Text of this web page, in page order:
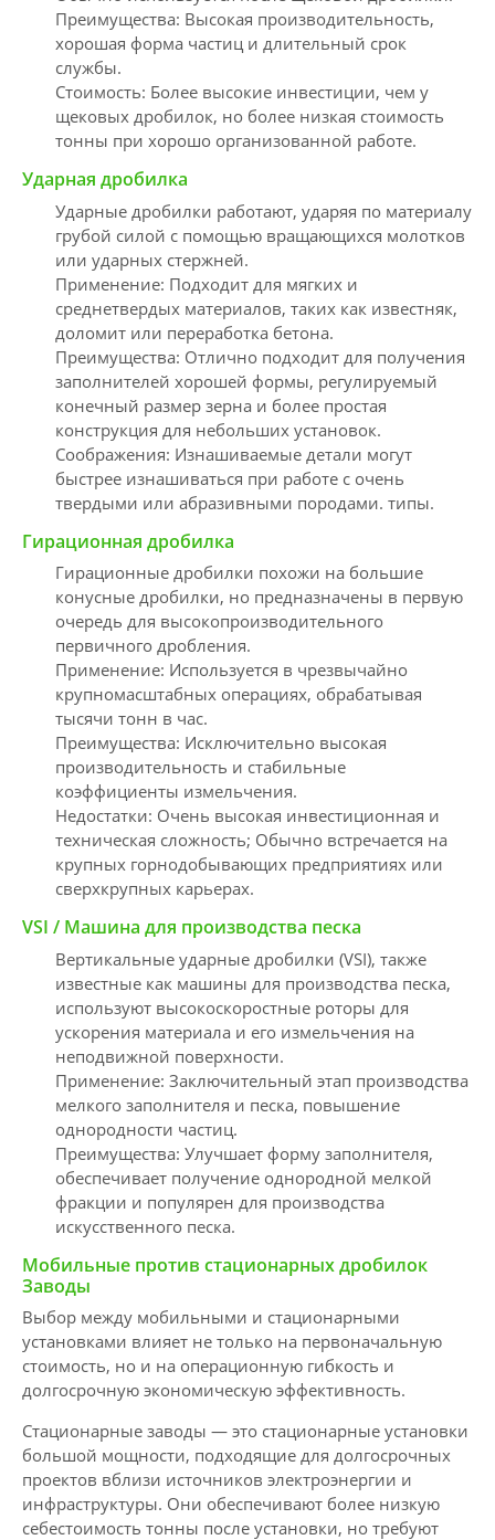
Преимущества: Высокая производительность,
хорошая форма частиц и длительный срок
службы.
Стоимость: Более высокие инвестиции, чем у
щековых дробилок, но более низкая стоимость
тонны при хорошо организованной работе.
Ударная дробилка
Ударные дробилки работают, ударяя по материалу
грубой силой с помощью вращающихся молотков
или ударных стержней.
Применение: Подходит для мягких и
среднетвердых материалов, таких как известняк,
доломит или переработка бетона.
Преимущества: Отлично подходит для получения
заполнителей хорошей формы, регулируемый
конечный размер зерна и более простая
конструкция для небольших установок.
Соображения: Изнашиваемые детали могут
быстрее изнашиваться при работе с очень
твердыми или абразивными породами. типы.
Гирационная дробилка
Гирационные дробилки похожи на большие
конусные дробилки, но предназначены в первую
очередь для высокопроизводительного
первичного дробления.
Применение: Используется в чрезвычайно
крупномасштабных операциях, обрабатывая
тысячи тонн в час.
Преимущества: Исключительно высокая
производительность и стабильные
коэффициенты измельчения.
Недостатки: Очень высокая инвестиционная и
техническая сложность; Обычно встречается на
крупных горнодобывающих предприятиях или
сверхкрупных карьерах.
VSI / Машина для производства песка
Вертикальные ударные дробилки (VSI), также
известные как машины для производства песка,
используют высокоскоростные роторы для
ускорения материала и его измельчения на
неподвижной поверхности.
Применение: Заключительный этап производства
мелкого заполнителя и песка, повышение
однородности частиц.
Преимущества: Улучшает форму заполнителя,
обеспечивает получение однородной мелкой
фракции и популярен для производства
искусственного песка.
Мобильные против стационарных дробилок
Заводы
Выбор между мобильными и стационарными
установками влияет не только на первоначальную
стоимость, но и на операционную гибкость и
долгосрочную экономическую эффективность.
Стационарные заводы — это стационарные установки
большой мощности, подходящие для долгосрочных
проектов вблизи источников электроэнергии и
инфраструктуры. Они обеспечивают более низкую
себестоимость тонны после установки, но требуют